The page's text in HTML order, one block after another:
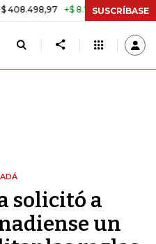
+$ 8.753,81 +2,19% TASA DE
SUSCRÍBASE
solicitó a
un